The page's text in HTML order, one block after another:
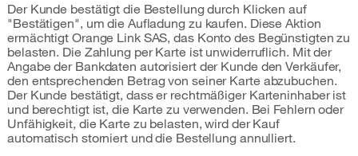
Der Kunde bestätigt die Bestellung durch Klicken auf
"Bestätigen", um die Aufladung zu kaufen. Diese Aktion
ermächtigt Orange Link SAS, das Konto des Begünstigten zu
belasten. Die Zahlung per Karte ist unwiderruflich. Mit der
Angabe der Bankdaten autorisiert der Kunde den Verkäufer,
den entsprechenden Betrag von seiner Karte abzubuchen.
Der Kunde bestätigt, dass er rechtmäßiger Karteninhaber ist
und berechtigt ist, die Karte zu verwenden. Bei Fehlern oder
Unfähigkeit, die Karte zu belasten, wird der Kauf
automatisch storniert und die Bestellung annulliert.